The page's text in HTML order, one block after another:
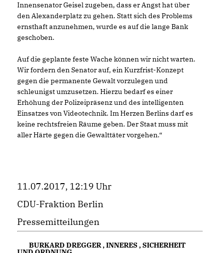
Innensenator Geisel zugeben, dass er Angst hat über
den Alexanderplatz zu gehen. Statt sich des Problems
ernsthaft anzunehmen, wurde es auf die lange Bank
geschoben.
Auf die geplante feste Wache können wir nicht warten.
Wir fordern den Senator auf, ein Kurzfrist-Konzept
gegen die permanente Gewalt vorzulegen und
schleunigst umzusetzen. Hierzu bedarf es einer
Erhöhung der Polizeipräsenz und des intelligenten
Einsatzes von Videotechnik. Im Herzen Berlins darf es
keine rechtsfreien Räume geben. Der Staat muss mit
aller Härte gegen die Gewalttäter vorgehen.“
11.07.2017, 12:19 Uhr
CDU-Fraktion Berlin
Pressemitteilungen
BURKARD DREGGER,INNERES ,SICHERHEIT